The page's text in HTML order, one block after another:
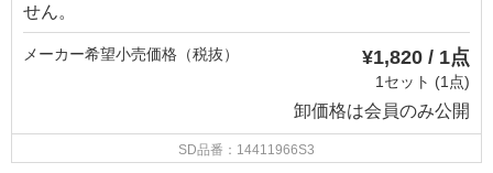
せん。
メーカー希望小売価格（税抜） ¥1,820 / 1点
1セット (1点)
卸価格は会員のみ公開
SD品番：14411966S3